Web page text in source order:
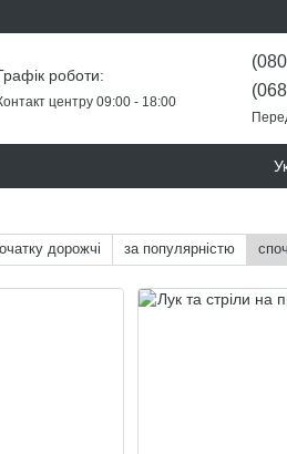
роботи:
центру 09:00 - 18:00
дорожчі за популярністю